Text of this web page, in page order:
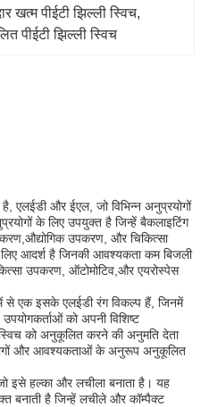
खत्म पीईटी झिल्ली स्विच,
पीईटी झिल्ली स्विच
है, एलईडी और ईएल, जो विभिन्न अनुप्रयोगों
के लिए उपयुक्त है जिन्हें बैकलाइटिंग
उपकरण, और चिकित्सा
आदर्श है जिनकी आवश्यकता कम बिजली
उपकरण, ऑटोमोटिव,और एयरोस्पेस
से एक इसके एलईडी रंग विकल्प हैं, जिनमें
को अपनी विशिष्ट
को अनुकूलित करने की अनुमति देता
और आवश्यकताओं के अनुरूप अनुकूलित
इसे हल्का और लचीला बनाता है। यह
बनाती है जिन्हें लचीले और कॉम्पैक्ट